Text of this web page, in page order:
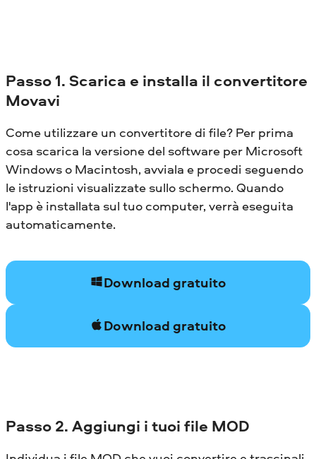
Passo 1. Scarica e installa il convertitore
Movavi
Come utilizzare un convertitore di file? Per prima
cosa scarica la versione del software per Microsoft
Windows o Macintosh, avviala e procedi seguendo
le istruzioni visualizzate sullo schermo. Quando
l'app è installata sul tuo computer, verrà eseguita
automaticamente.
Download gratuito
Download gratuito
Passo 2. Aggiungi i tuoi file MOD